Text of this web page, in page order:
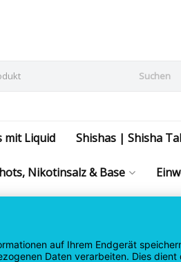
Suchen
mit Liquid Shishas | Shisha
Nikotinsalz & Base